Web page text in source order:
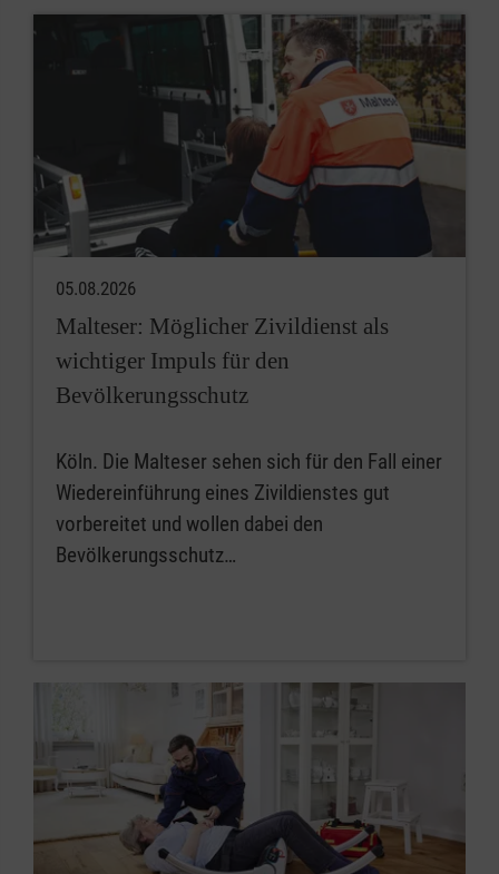
05.08.2026
Malteser: Möglicher Zivildienst als
wichtiger Impuls für den
Bevölkerungsschutz
Köln. Die Malteser sehen sich für den Fall einer
Wiedereinführung eines Zivildienstes gut
vorbereitet und wollen dabei den
Bevölkerungsschutz…